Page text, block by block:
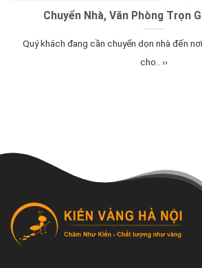
Chuyển Nhà, Văn Phòng Trọn
Quý khách đang cần chuyển dọn nhà đến
cho.. ››